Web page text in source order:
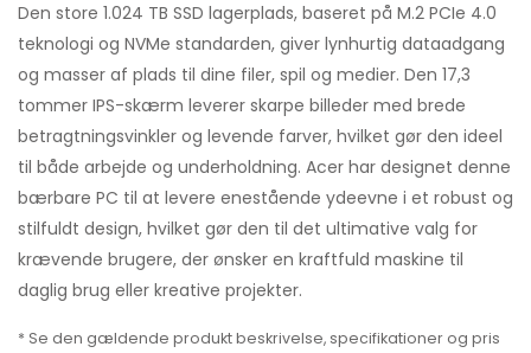
Den store 1.024 TB SSD lagerplads, baseret på M.2 PCIe 4.0
teknologi og NVMe standarden, giver lynhurtig dataadgang
og masser af plads til dine filer, spil og medier. Den 17,3
tommer IPS-skærm leverer skarpe billeder med brede
betragtningsvinkler og levende farver, hvilket gør den ideel
til både arbejde og underholdning. Acer har designet denne
bærbare PC til at levere enestående ydeevne i et robust og
stilfuldt design, hvilket gør den til det ultimative valg for
krævende brugere, der ønsker en kraftfuld maskine til
daglig brug eller kreative projekter.
* Se den gældende produkt beskrivelse, specifikationer og pris